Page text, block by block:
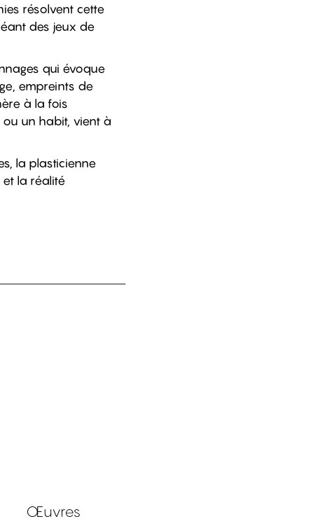
résolvent cette
des jeux de
qui évoque
empreints de
à la fois
un habit, vient à
la plasticienne
et la réalité
Œuvres